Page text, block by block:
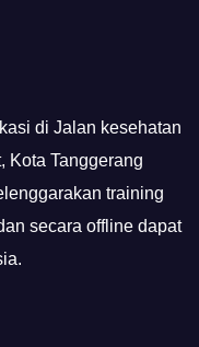
di Jalan kesehatan
Kota Tanggerang
training
secara offline dapat